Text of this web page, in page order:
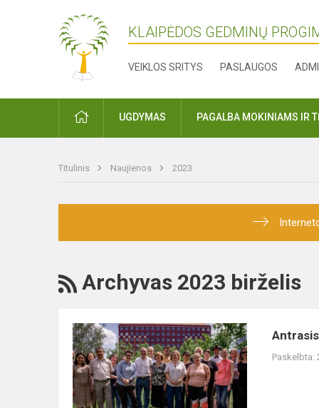
KLAIPĖDOS GEDMINŲ
VEIKLOS SRITYS PASLAUGOS
PRADŽIAUGDYMAS PAGALBA MOKINIAMS IR
Titulinis Naujienos 2023
RSS
Archyvas 2023 birželis
Antrasis
projekto
„CT&MathABLE”
partnerių
susitikimas
Paskelbta: